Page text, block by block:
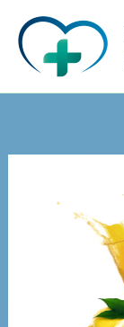
contenido